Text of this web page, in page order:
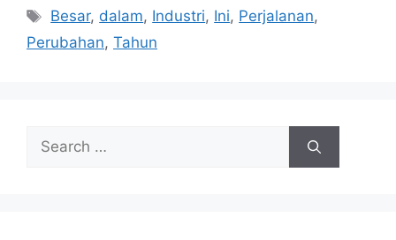
Tags
Besar, dalam, Industri, Ini, Perjalanan,
Perubahan, Tahun
Search
for: